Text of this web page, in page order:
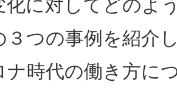
化に対してどのよ
３つの事例を紹介
ナ時代の働き方に